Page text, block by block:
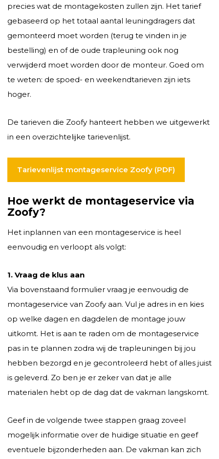
precies wat de montagekosten zullen zijn. Het tarief
gebaseerd op het totaal aantal leuningdragers dat
gemonteerd moet worden (terug te vinden in je
bestelling) en of de oude trapleuning ook nog
verwijderd moet worden door de monteur. Goed om
te weten: de spoed- en weekendtarieven zijn iets
hoger.
De tarieven die Zoofy hanteert hebben we uitgewerkt
in een overzichtelijke tarievenlijst.
Tarievenlijst montageservice Zoofy (PDF)
Hoe werkt de montageservice via
Zoofy?
Het inplannen van een montageservice is heel
eenvoudig en verloopt als volgt:
1. Vraag de klus aan
Via bovenstaand formulier vraag je eenvoudig de
montageservice van Zoofy aan. Vul je adres in en kies
op welke dagen en dagdelen de montage jouw
uitkomt. Het is aan te raden om de montageservice
pas in te plannen zodra wij de trapleuningen bij jou
hebben bezorgd en je gecontroleerd hebt of alles juist
is geleverd. Zo ben je er zeker van dat je alle
materialen hebt op de dag dat de vakman langskomt.
Geef in de volgende twee stappen graag zoveel
mogelijk informatie over de huidige situatie en geef
eventuele bijzonderheden aan. De vakman kan zich